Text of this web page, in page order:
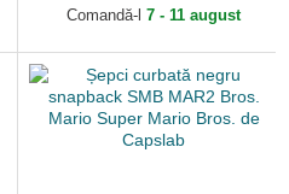
Comandă-l 7 - 11 august